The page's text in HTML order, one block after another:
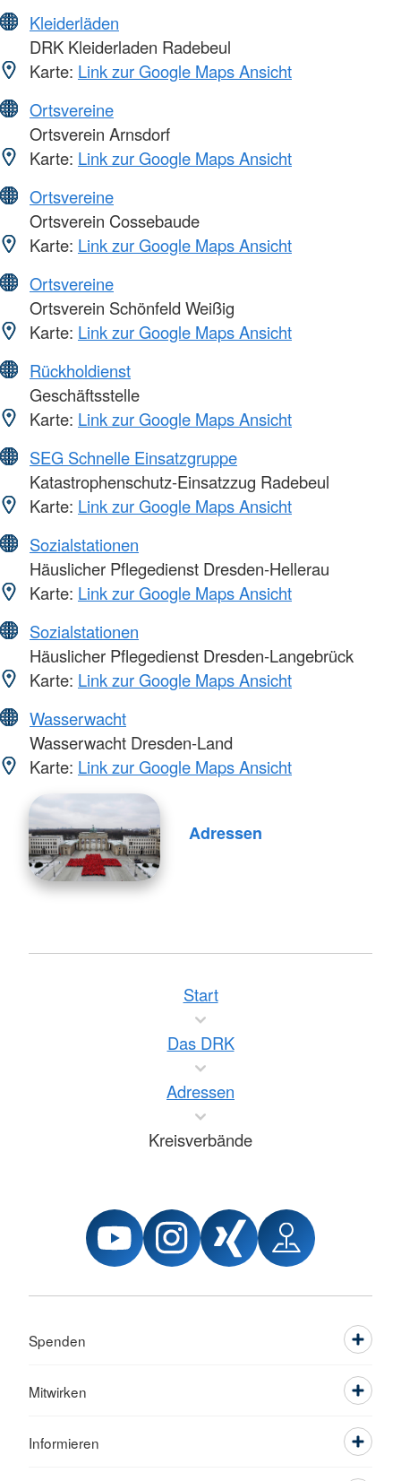
Kleiderläden
DRK Kleiderladen Radebeul
Karte: Link zur Google Maps Ansicht
Ortsvereine
Ortsverein Arnsdorf
Karte: Link zur Google Maps Ansicht
Ortsvereine
Ortsverein Cossebaude
Karte: Link zur Google Maps Ansicht
Ortsvereine
Ortsverein Schönfeld Weißig
Karte: Link zur Google Maps Ansicht
Rückholdienst
Geschäftsstelle
Karte: Link zur Google Maps Ansicht
SEG Schnelle Einsatzgruppe
Katastrophenschutz-Einsatzzug Radebeul
Karte: Link zur Google Maps Ansicht
Sozialstationen
Häuslicher Pflegedienst Dresden-Hellerau
Karte: Link zur Google Maps Ansicht
Sozialstationen
Häuslicher Pflegedienst Dresden-Langebrück
Karte: Link zur Google Maps Ansicht
Wasserwacht
Wasserwacht Dresden-Land
Karte: Link zur Google Maps Ansicht
Adressen
Start
Das DRK
Adressen
Kreisverbände
Spenden
Mitwirken
Informieren